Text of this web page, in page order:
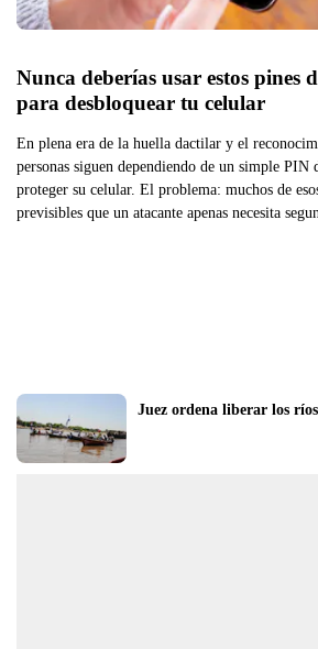
Nunca deberías usar estos pines
para desbloquear tu celular
En plena era de la huella dactilar y el
personas siguen dependiendo de un simple PIN
proteger su celular. El problema: muchos de
previsibles que un atacante apenas necesita
Juez ordena liberar los ríos